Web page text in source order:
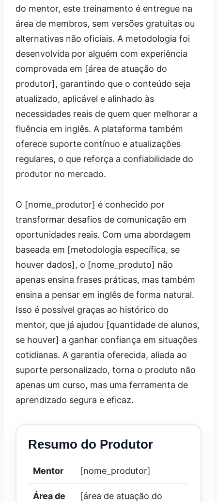
do mentor, este treinamento é entregue na
área de membros, sem versões gratuitas ou
alternativas não oficiais. A metodologia foi
desenvolvida por alguém com experiência
comprovada em [área de atuação do
produtor], garantindo que o conteúdo seja
atualizado, aplicável e alinhado às
necessidades reais de quem quer melhorar a
fluência em inglês. A plataforma também
oferece suporte contínuo e atualizações
regulares, o que reforça a confiabilidade do
produtor no mercado.
O [nome_produtor] é conhecido por
transformar desafios de comunicação em
oportunidades reais. Com uma abordagem
baseada em [metodologia específica, se
houver dados], o [nome_produto] não
apenas ensina frases práticas, mas também
ensina a pensar em inglês de forma natural.
Isso é possível graças ao histórico do
mentor, que já ajudou [quantidade de alunos,
se houver] a ganhar confiança em situações
cotidianas. A garantia oferecida, aliada ao
suporte personalizado, torna o produto não
apenas um curso, mas uma ferramenta de
aprendizado segura e eficaz.
Resumo do Produtor
Mentor [nome_produtor]
Área de
[área de atuação do